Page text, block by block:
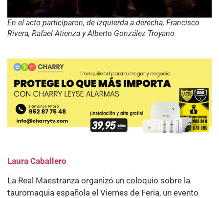
En el acto participaron, de izquierda a derecha, Francisco
Rivera, Rafael Atienza y Alberto González Troyano
Laura Caballero
La Real Maestranza organizó un coloquio sobre la
tauromaquia española el Viernes de Feria, un evento